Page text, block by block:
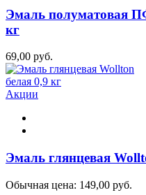
Эмаль полуматовая
кг
69,00 руб.
Акции
Эмаль глянцевая
Обычная цена: 149,00 руб.